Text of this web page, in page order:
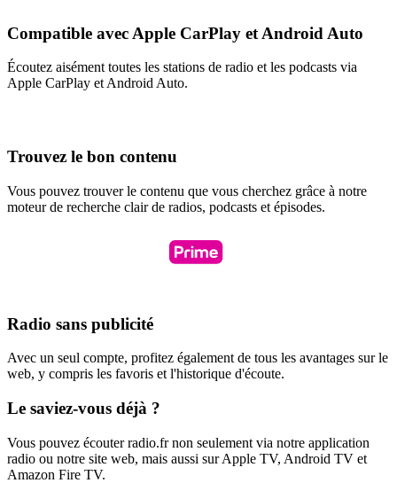
Compatible avec Apple CarPlay et Android Auto
Écoutez aisément toutes les stations de radio et les podcasts via
Apple CarPlay et Android Auto.
Trouvez le bon contenu
Vous pouvez trouver le contenu que vous cherchez grâce à notre
moteur de recherche clair de radios, podcasts et épisodes.
Radio sans publicité
Avec un seul compte, profitez également de tous les avantages sur le
web, y compris les favoris et l'historique d'écoute.
Le saviez-vous déjà ?
Vous pouvez écouter radio.fr non seulement via notre application
radio ou notre site web, mais aussi sur Apple TV, Android TV et
Amazon Fire TV.